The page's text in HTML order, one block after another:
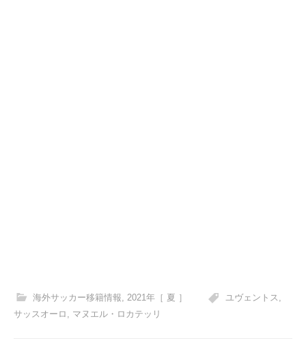
海外サッカー移籍情報, 2021年［ 夏 ］ ユヴェントス ,
サッスオーロ
マヌエル・ロカテッリ